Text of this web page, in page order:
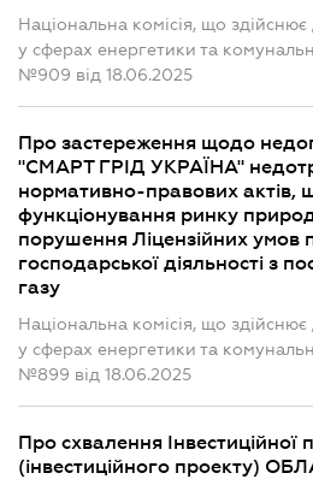
Національна комісія, що
у сферах енергетики та
№909 від 18.06.2025
Про застереження щодо
"СМАРТ ГРІД УКРАЇНА"
нормативно-правових актів,
функціонування ринку
порушення Ліцензійних умов
господарської діяльності з
газу
Національна комісія, що
у сферах енергетики та
№899 від 18.06.2025
Про схвалення Інвестиційної
(інвестиційного проекту)